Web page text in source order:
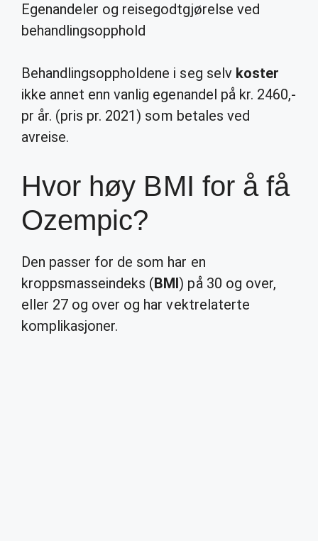
Egenandeler og reisegodtgjørelse ved
behandlingsopphold
Behandlingsoppholdene i seg selv koster
ikke annet enn vanlig egenandel på kr. 2460,-
pr år. (pris pr. 2021) som betales ved
avreise.
Hvor høy BMI for å få
Ozempic?
Den passer for de som har en
kroppsmasseindeks (BMI) på 30 og over,
eller 27 og over og har vektrelaterte
komplikasjoner.